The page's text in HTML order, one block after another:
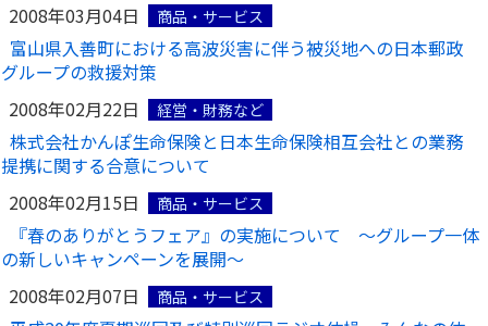
お手続き一覧
きっかけ・できごとから探す
マイページでできること
終身保険
養老保険
定期保険
学資保険
長寿支援保険
お見積りシミュレーション
資料請求
法人のお客さま向け商品一覧
目的から探す
お役立ち情報
かんぽ生命の団体取扱い
法人向け資料請求
お問い合わせ先
かんぽのLifeサポートナビ
保険
医療
お金
かんぽ生命について
かんぽ生命について
ご挨拶
経営理念・経営戦略
会社概要
よくあるご質問
お問い合わせ
サステナビリティ
株主・投資家のみなさまへ
2008年03月04日
商品・サービス
富山県入善町における高波災害に伴う被災地への日本郵政
グループの救援対策
2008年02月22日
経営・財務など
株式会社かんぽ生命保険と日本生命保険相互会社との業務
提携に関する合意について
2008年02月15日
商品・サービス
『春のありがとうフェア』の実施について ～グループ一体
の新しいキャンペーンを展開～
2008年02月07日
商品・サービス